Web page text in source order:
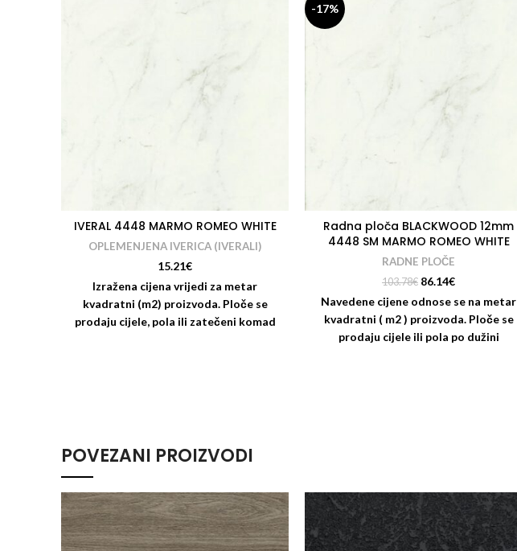
IVERAL 4448 MARMO ROMEO WHITE
OPLEMENJENA IVERICA (IVERALI)
15.21€
Izražena cijena vrijedi za metar
kvadratni (m2) proizvoda. Ploče se
prodaju cijele, pola ili zatečeni komad
-17%
Radna ploča BLACKWOOD 12mm
4448 SM MARMO ROMEO WHITE
RADNE PLOČE
103.78€ 86.14€
Navedene cijene odnose se na metar
kvadratni ( m2 ) proizvoda. Ploče se
prodaju cijele ili pola po dužini
POVEZANI PROIZVODI